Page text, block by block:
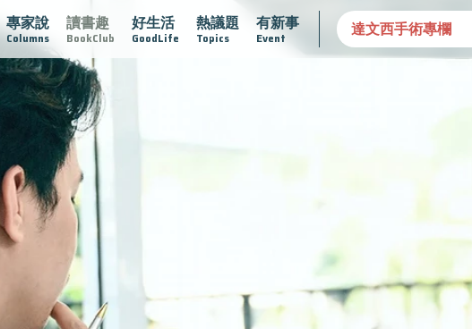
專家說
Columns
讀書趣
BookClub
好生活
GoodLife
熱議題
Topics
有新事
Event
認識攝護腺肥大 守護骨骼健康 達文西手術專欄 2025植牙指南